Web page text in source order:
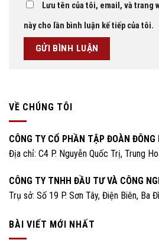
VỀ CHÚNG TÔI
CÔNG TY CỔ PHẦN TẬP ĐOÀN ĐÔNG
Địa chỉ: C4 P. Nguyễn Quốc Trị, Trung
CÔNG TY TNHH ĐẦU TƯ VÀ CÔNG
Trụ sở: Số 19 P. Sơn Tây, Điện Biên, Ba
BÀI VIẾT MỚI NHẤT
Lưu tên của tôi, email, và trang
này cho lần bình luận kế tiếp của tôi.